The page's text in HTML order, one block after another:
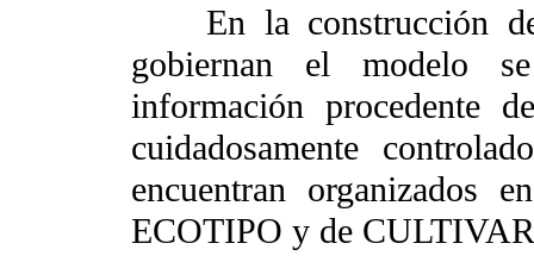
En la construcción de
gobiernan el modelo
información procedente
cuidadosamente
encuentran organizados
ECOTIPO y de